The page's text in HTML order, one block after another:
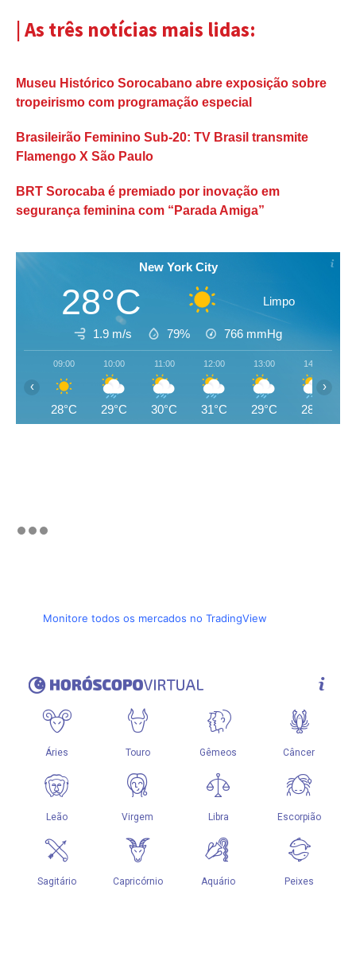
| As três notícias mais lidas:
Museu Histórico Sorocabano abre exposição sobre
tropeirismo com programação especial
Brasileirão Feminino Sub-20: TV Brasil transmite
Flamengo X São Paulo
BRT Sorocaba é premiado por inovação em
segurança feminina com “Parada Amiga”
New York City
28°C Limpo
1.9 m/s 79% 766 mmHg
09:00
28°C
10:00
29°C
11:00
30°C
12:00
31°C
13:00
29°C
14:00
28°C
‹ ›
Monitore todos os mercados no TradingView